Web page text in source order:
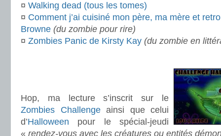
¤ Walking dead (tous les tomes)
¤ Comment j’ai cuisiné mon père, ma mère et
Browne (du zombie pour rire)
¤ Zombies Panic de Kirsty Kay (du zombie en
Hop, ma lecture s’inscrit sur le
Zombies Challengeainsi que celui
d’Halloween pour le spécial-jeudi
« rendez-vous avec les créatures ou entités